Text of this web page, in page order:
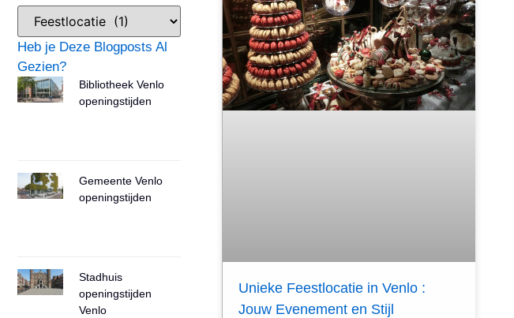
Heb je Deze Blogposts Al
Gezien?
Bibliotheek Venlo
openingstijden
Gemeente Venlo
openingstijden
Stadhuis
openingstijden
Venlo
Unieke Feestlocatie in Venlo :
Jouw Evenement en Stijl